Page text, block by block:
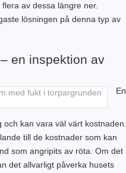
av dessa längre ner.
lösningen på denna typ av
en inspektion av
En
kan vara väl värt
till de kostnader som kan
som angripits av röta. Om det
det allvarligt påverka husets